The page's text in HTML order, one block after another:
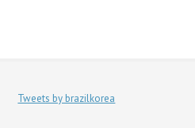
Tweets by brazilkorea